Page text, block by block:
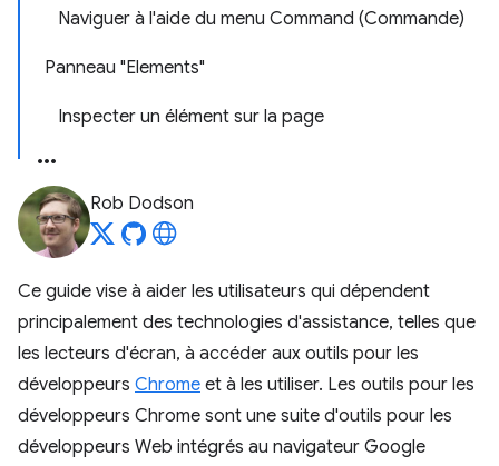
Naviguer à l'aide du menu Command (Commande)
Panneau "Elements"
Inspecter un élément sur la page
Rob Dodson
Ce guide vise à aider les utilisateurs qui dépendent
principalement des technologies d'assistance, telles que
les lecteurs d'écran, à accéder aux outils pour les
développeurs Chrome et à les utiliser. Les outils pour les
développeurs Chrome sont une suite d'outils pour les
développeurs Web intégrés au navigateur Google